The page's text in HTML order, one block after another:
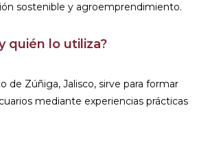
sostenible y agroemprendimiento.
quién lo utiliza?
de Zúñiga, Jalisco, sirve para formar
mediante experiencias prácticas